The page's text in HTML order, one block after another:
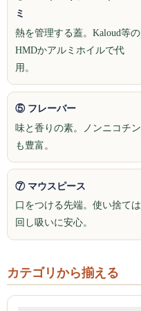
Eternal Smoke
FML
FUMARI
Ugly
SEBERO
Azure
ミ
熱を管理する蓋。Kaloud等の
HMDかアルミホイルで代
用。
⑤ フレーバー
味と香りの素。ノンニコチン
も豊富。
⑦ マウスピース
口をつける先端。使い捨ては
回し吸いに安心。
カテゴリから揃える